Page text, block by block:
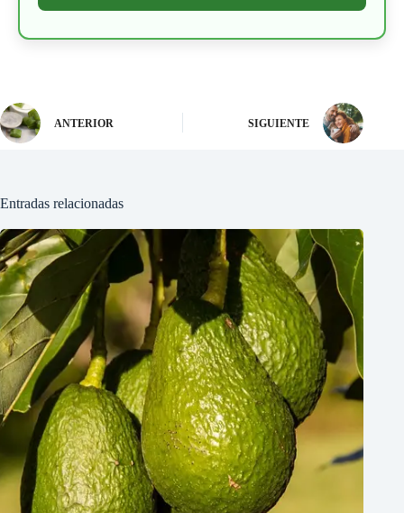
ANTERIOR SIGUIENTE
Entradas relacionadas